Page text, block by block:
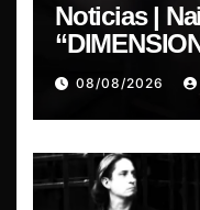
Noticias |
08/08/2026